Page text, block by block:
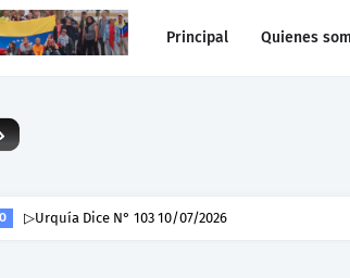
Principal Quienes
▷Urquía Dice N° 103 10/07/2026